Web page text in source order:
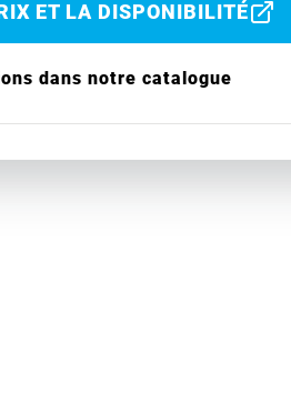
ET LA DISPONIBILITÉ
dans notre catalogue